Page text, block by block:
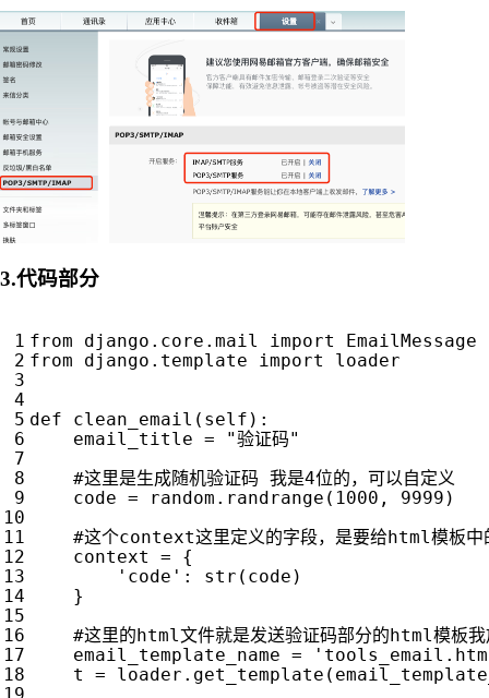
3.代码部分
from django.core.mail import
EmailMessage
from
django.template import loader
def clean_email ( self ):
email_title =
"验证码"
#这里是生成随机验证码 我是4位的，可以自定义
code = random . randrange ( 1000 , 9999 )
#这个context这里定义的字段，是要给html模板中
context
=
{
'code' : str ( code )
}
#这里的html文件就是发送验证码部分的html模板我
email_template_name =
t
= loader . get_template (